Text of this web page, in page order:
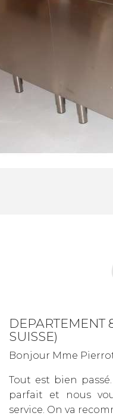
DEPARTEMENT
SUISSE)
Bonjour Mme
Tout est bien
parfait et nous
service. On va